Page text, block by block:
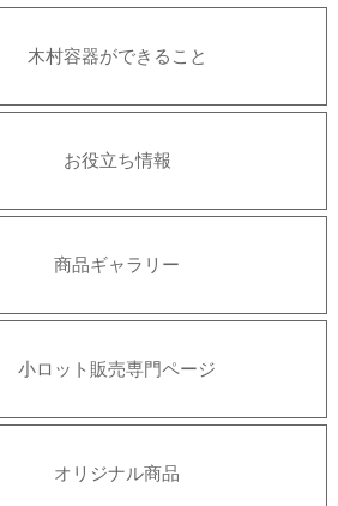
木村容器ができること
お役立ち情報
商品ギャラリー
小ロット販売専門ページ
オリジナル商品